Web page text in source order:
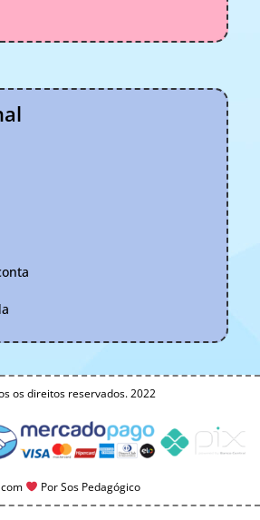
os direitos reservados. 2022
Por Sos Pedagógico